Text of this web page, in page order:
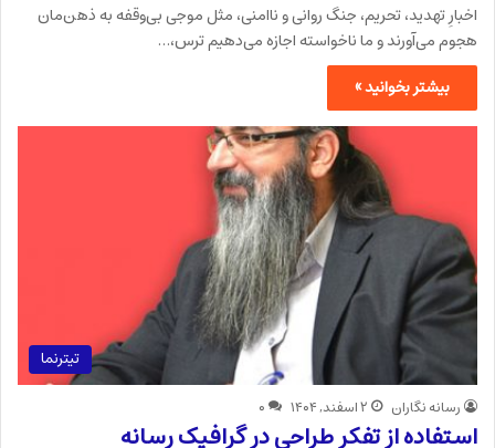
اخبارِ تهدید، تحریم، جنگ روانی و ناامنی، مثل موجی بی‌وقفه به ذهن‌مان
هجوم می‌آورند و ما ناخواسته اجازه می‌دهیم ترس،…
بیشتر بخوانید »
تیترنما
رسانه نگاران ۲ اسفند, ۱۴۰۴ ۰
استفاده از تفکر طراحی در گرافیک رسانه